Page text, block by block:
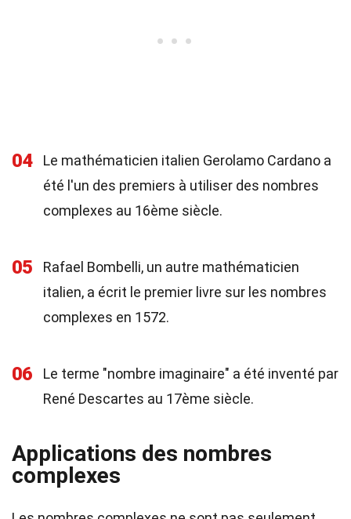
04
Le mathématicien italien Gerolamo Cardano a
été l'un des premiers à utiliser des nombres
complexes au 16ème siècle.
05
Rafael Bombelli, un autre mathématicien
italien, a écrit le premier livre sur les nombres
complexes en 1572.
06
Le terme "nombre imaginaire" a été inventé par
René Descartes au 17ème siècle.
Applications des nombres
complexes